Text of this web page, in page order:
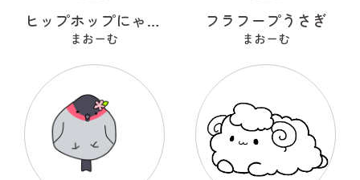
ヒップホップにゃんこ
まおーむ
フラフープうさぎ
まおーむ